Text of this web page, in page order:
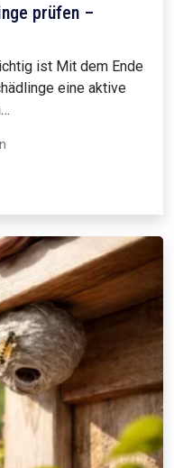
prüfen –
ist Mit dem Ende
eine aktive